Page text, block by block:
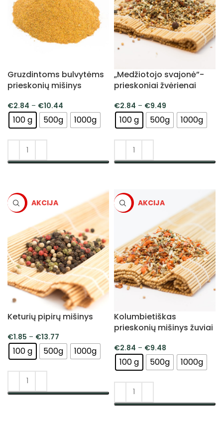
Gruzdintoms bulvytėms
prieskonių mišinys
€2.84 – €10.44
100 g 500g 1000g
„Medžiotojo svajonė”-
prieskoniai žvėrienai
€2.84 – €9.49
100 g 500g 1000g
-5%
Keturių pipirų mišinys
€1.85 – €13.77
100 g 500g 1000g
-5%
Kolumbietiškas
prieskonių mišinys žuviai
€2.84 – €9.48
100 g 500g 1000g